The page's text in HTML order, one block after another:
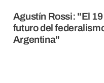
Agustín Rossi: "El
futuro del
Argentina"